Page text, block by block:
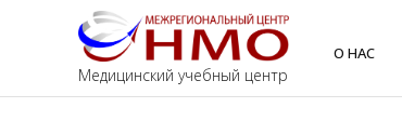
Медицинский учебный центр
О НАС